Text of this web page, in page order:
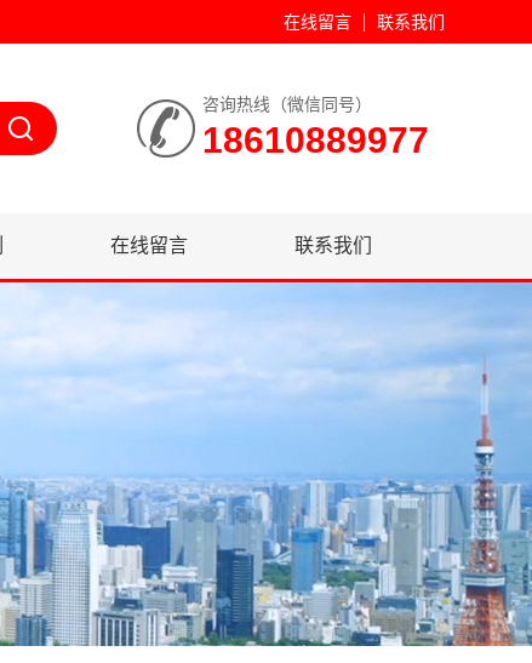
在线留言 联系我们
咨询热线（微信同号）
18610889977
在线留言 联系我们